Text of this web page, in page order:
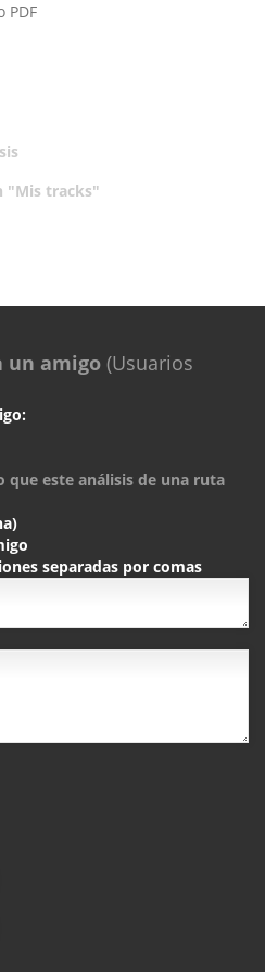
PDF
"Mis tracks"
un amigo (Usuarios
este análisis de una ruta
separadas por comas